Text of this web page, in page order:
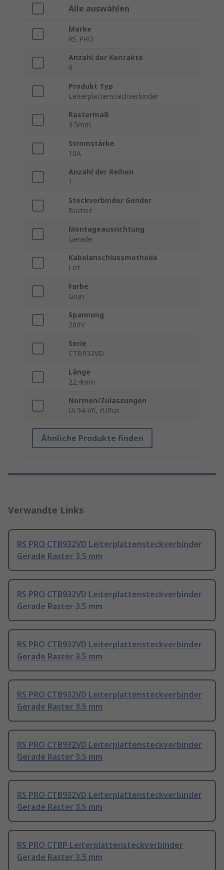
Alle auswählen
Marke
RS PRO
Anzahl der Kontakte
6
Produkt Typ
Leiterplattensteckverbinder
Rastermaß
3.5mm
Stromstärke
10A
Anzahl der Reihen
1
Steckverbinder Gender
Buchse
Montageausrichtung
Gerade
Kabelanschlussmethode
Lot
Farbe
Grün
Spannung
200V
Serie
CTB932VD
Länge
22.4mm
Normen/Zulassungen
UL94-V0, cURus
Ähnliche Produkte finden
Verwandte Links
RS PRO CTB932VD Leiterplattensteckverbinder
Gerade Raster 3.5 mm
RS PRO CTB932VD Leiterplattensteckverbinder
Gerade Raster 3.5 mm
RS PRO CTB932VD Leiterplattensteckverbinder
Gerade Raster 3.5 mm
RS PRO CTB932VD Leiterplattensteckverbinder
Gerade Raster 3.5 mm
RS PRO CTB932VD Leiterplattensteckverbinder
Gerade Raster 3.5 mm
RS PRO CTB932VD Leiterplattensteckverbinder
Gerade Raster 3.5 mm
RS PRO CTBP Leiterplattensteckverbinder
Gerade Raster 3.5 mm